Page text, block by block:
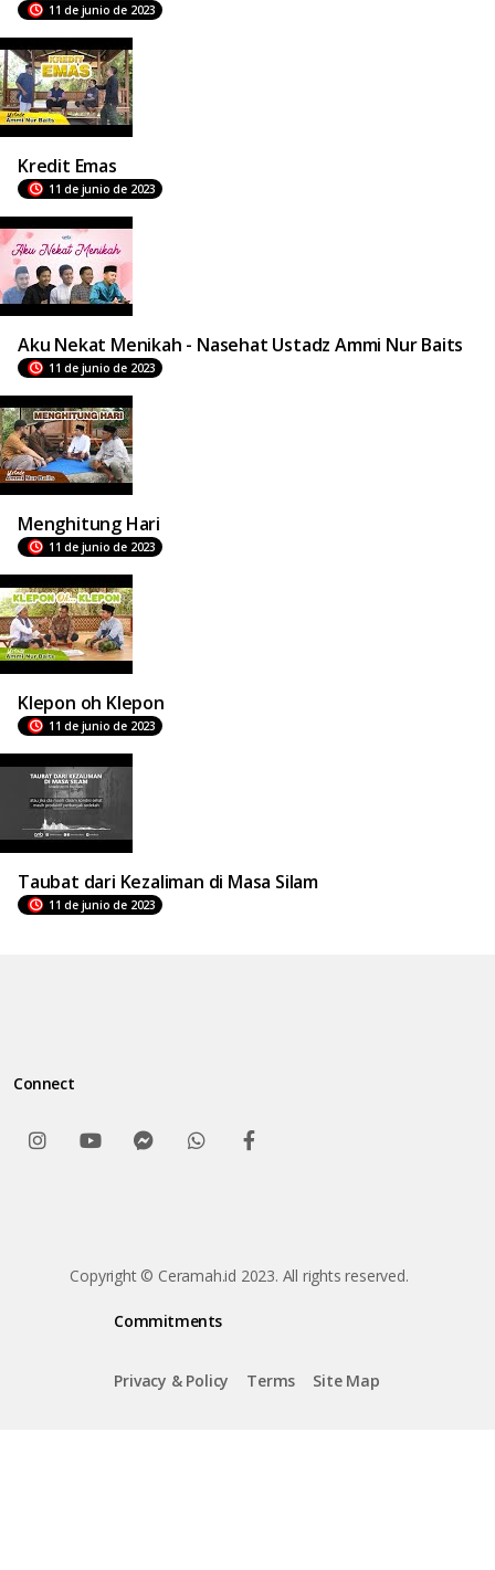
11 de junio de 2023
Kredit Emas
11 de junio de 2023
Aku Nekat Menikah - Nasehat Ustadz Ammi Nur Baits
11 de junio de 2023
Menghitung Hari
11 de junio de 2023
Klepon oh Klepon
11 de junio de 2023
Taubat dari Kezaliman di Masa Silam
11 de junio de 2023
Connect
Copyright © Ceramah.id 2023. All rights reserved.
Commitments
Privacy & Policy Terms Site Map